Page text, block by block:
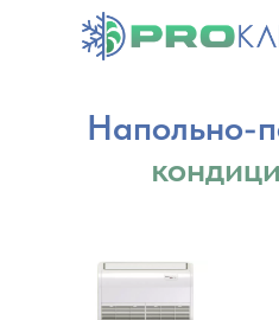
Напольно-